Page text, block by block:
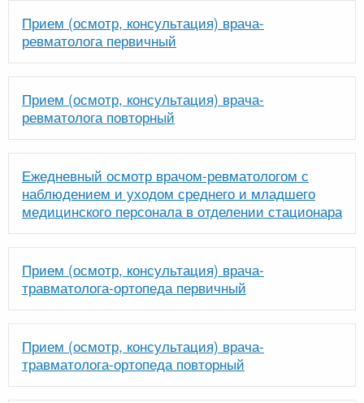
Прием (осмотр, консультация) врача-
ревматолога первичный
Прием (осмотр, консультация) врача-
ревматолога повторный
Ежедневный осмотр врачом-ревматологом с
наблюдением и уходом среднего и младшего
медицинского персонала в отделении стационара
Прием (осмотр, консультация) врача-
травматолога-ортопеда первичный
Прием (осмотр, консультация) врача-
травматолога-ортопеда повторный